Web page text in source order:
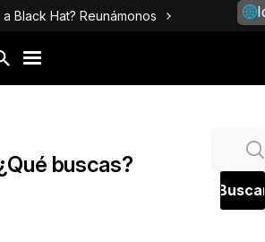
a Black Hat? Reunámonos
buscas?